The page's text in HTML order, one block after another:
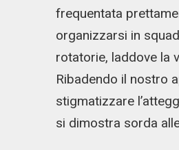
frequentata
organizzarsi in
rotatorie, laddove la
Ribadendo il nostro
stigmatizzare
si dimostra sorda